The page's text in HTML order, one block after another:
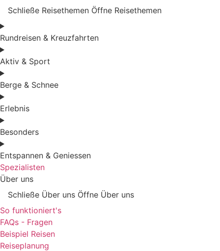
Schließe Reisethemen Öffne Reisethemen
Rundreisen & Kreuzfahrten
Aktiv & Sport
Berge & Schnee
Erlebnis
Besonders
Entspannen & Geniessen
Spezialisten
Über uns
Schließe Über uns Öffne Über uns
So funktioniert's
FAQs - Fragen
Beispiel Reisen
Reiseplanung